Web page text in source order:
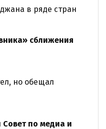
в ряде стран
сближения
но обещал
по медиа и